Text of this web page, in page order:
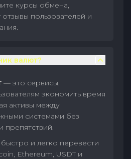
курсы обмена,
пользователей и
валют?
— это сервисы,
экономить время
активы между
системами без
препятствий.
и легко перевести
Ethereum, USDT и